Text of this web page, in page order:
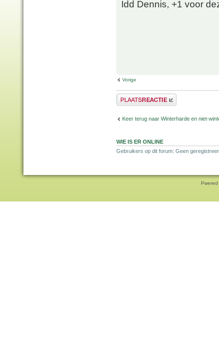
Idd Dennis, +1 voor
Vorige
Plaats een reactie
Keer terug naar Winterharde en niet-
WIE IS ER ONLINE
Gebruikers op dit forum: Geen